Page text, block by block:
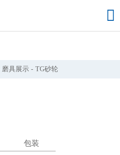

磨具展示 -TG砂轮
包装